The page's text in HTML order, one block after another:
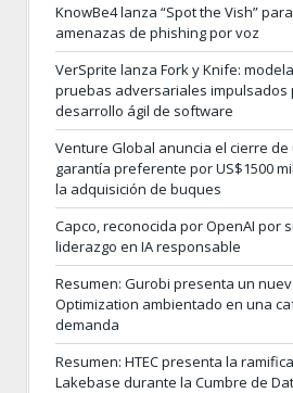
KnowBe4 lanza “Spot the Vish”
amenazas de phishing por voz
VerSprite lanza Fork y Knife:
pruebas adversariales impulsados
desarrollo ágil de software
Venture Global anuncia el cierre
garantía preferente por US$1500
la adquisición de buques
Capco, reconocida por OpenAI por
liderazgo en IA responsable
Resumen: Gurobi presenta un
Optimization ambientado en una
demanda
Resumen: HTEC presenta la
Lakebase durante la Cumbre de